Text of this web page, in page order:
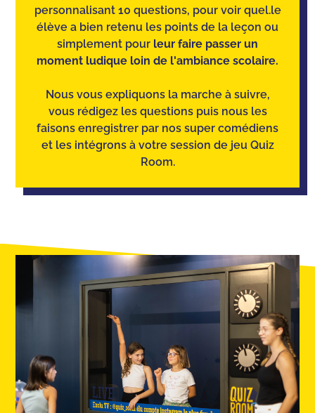
personnalisant 10 questions, pour voir quel.le
élève a bien retenu les points de la leçon ou
simplement pour leur faire passer un
moment ludique loin de l'ambiance scolaire.
Nous vous expliquons la marche à suivre,
vous rédigez les questions puis nous les
faisons enregistrer par nos super comédiens
et les intégrons à votre session de jeu Quiz
Room.